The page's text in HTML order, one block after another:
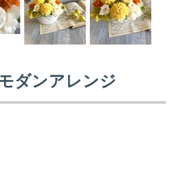
ダンアレンジ